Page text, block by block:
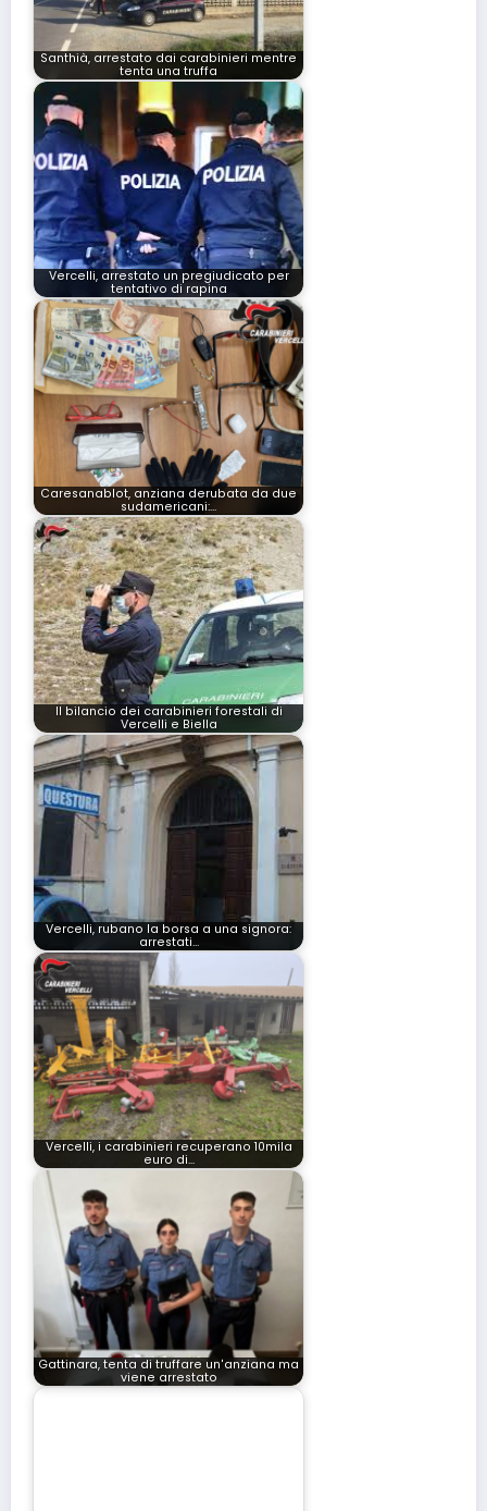
Santhià, arrestato dai carabinieri mentre
tenta una truffa
Vercelli, arrestato un pregiudicato per
tentativo di rapina
Caresanablot, anziana derubata da due
sudamericani:…
Il bilancio dei carabinieri forestali di
Vercelli e Biella
Vercelli, rubano la borsa a una signora:
arrestati…
Vercelli, i carabinieri recuperano 10mila
euro di…
Gattinara, tenta di truffare un'anziana ma
viene arrestato